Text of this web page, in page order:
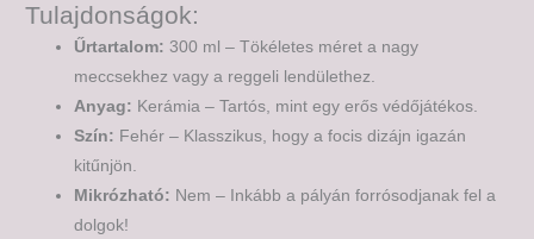
Tulajdonságok:
Űrtartalom: 300 ml – Tökéletes méret a nagy
meccsekhez vagy a reggeli lendülethez.
Anyag: Kerámia – Tartós, mint egy erős védőjátékos.
Szín: Fehér – Klasszikus, hogy a focis dizájn igazán
kitűnjön.
Mikrózható: Nem – Inkább a pályán forrósodjanak fel a
dolgok!